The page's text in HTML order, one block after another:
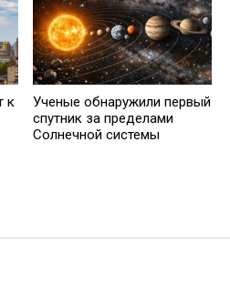
к
Ученые обнаружили первый
спутник за пределами
Солнечной системы